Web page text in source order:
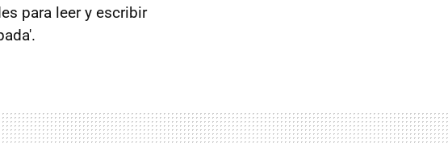
para leer y escribir